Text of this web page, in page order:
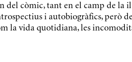
del còmic, tant en el camp de la
i autobiogràfics, però
la vida quotidiana, les